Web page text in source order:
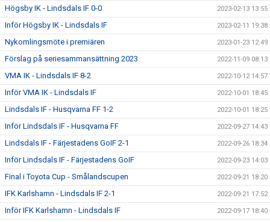
Högsby IK - Lindsdals IF 0-0 2023-02-13 13:55
Inför Högsby IK - Lindsdals IF 2023-02-11 19:38
Nykomlingsmöte i premiären 2023-01-23 12:49
Förslag på seriesammansättning 2023 2022-11-09 08:13
VMA IK - Lindsdals IF 8-2 2022-10-12 14:57
Inför VMA IK - Lindsdals IF 2022-10-01 18:45
Lindsdals IF - Husqvarna FF 1-2 2022-10-01 18:25
Inför Lindsdals IF - Husqvarna FF 2022-09-27 14:43
Lindsdals IF - Färjestadens GoIF 2-1 2022-09-26 18:34
Inför Lindsdals IF - Färjestadens GoIF 2022-09-23 14:03
Final i Toyota Cup - Smålandscupen 2022-09-21 18:20
IFK Karlshamn - Lindsdals IF 2-1 2022-09-21 17:52
Inför IFK Karlshamn - Lindsdals IF 2022-09-17 18:40